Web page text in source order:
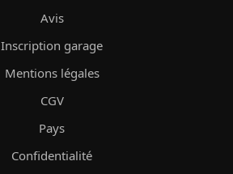
Avis
Inscription garage
Mentions légales
CGV
Pays
Confidentialité